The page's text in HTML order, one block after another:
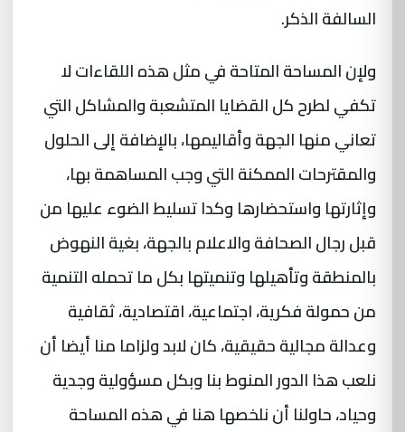
السالفة الذكر.
ولإن المساحة المتاحة في مثل هذه اللقاءات لا
تكفي لطرح كل القضايا المتشعبة والمشاكل التي
تعاني منها الجهة وأقاليمها، بالإضافة إلى الحلول
والمقترحات الممكنة التي وجب المساهمة بها،
وإثارتها واستحضارها وكدا تسليط الضوء عليها من
قبل رجال الصحافة والاعلام بالجهة، بغية النهوض
بالمنطقة وتأهيلها وتنميتها بكل ما تحمله التنمية
من حمولة فكرية، اجتماعية، اقتصادية، ثقافية
وعدالة مجالية حقيقية، كان لابد ولزاما منا أيضا أن
نلعب هذا الدور المنوط بنا وبكل مسؤولية وجدية
وحياد، حاولنا أن نلخصها هنا في هذه المساحة